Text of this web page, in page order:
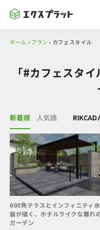
ホーム › プラン › カフェスタイル
「#カフェスタ
新着順 人気順
600角テラスとインフィニティ水
盤が描く、ホテルライクな離れ
ガーデン